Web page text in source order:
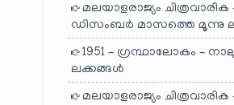
മലയാളരാജ്യം ചിത്രവാരിക
ഡിസംബർ മാസത്തെ മൂന്നു
1951 – ഗ്രന്ഥാലോകം –
ലക്കങ്ങൾ
മലയാളരാജ്യം ചിത്രവാരിക